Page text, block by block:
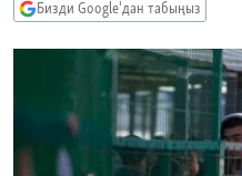
ЭКСПЕРТТЕР ТАЛДАЙТ
БИЗ ЖАНА ДҮЙНӨ
ЭЖЕ-СИҢДИЛЕР
ӨЗГӨЧӨ ПИКИР
ОНЛАЙН ШЕРИНЕ
Бизди Google'дан табыңыз